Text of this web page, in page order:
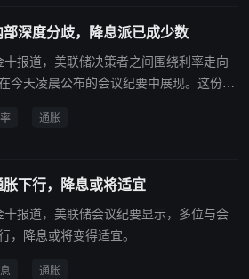
深度分歧，降息派已成少数
报道，美联储决策者之间围绕利率走向
今天凌晨公布的会议纪要中展现。这份纪
，而倾向于降息的人数则越来越少。 德
通胀
下行，降息或将适宜
报道，美联储会议纪要显示，多位与会
，降息或将变得适宜。
通胀